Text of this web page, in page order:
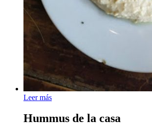
Leer más
Hummus de la casa